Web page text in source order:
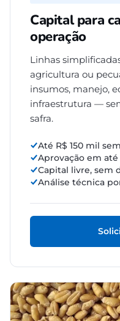
Capital para
operação
Linhas
agricultura ou
insumos, manejo,
infraestrutura —
safra.
Até R$ 150 mil
Aprovação em
Capital livre, sem
Análise técnica